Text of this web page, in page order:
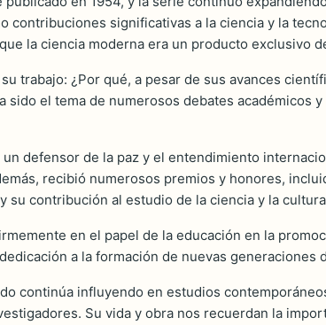
contribuciones significativas a la ciencia y la
la ciencia moderna era un producto exclusivo
trabajo: ¿Por qué, a pesar de sus avances
el tema de numerosos debates académicos
defensor de la paz y el entendimiento
recibió numerosos premios y honores,
su contribución al estudio de la ciencia y la
en el papel de la educación en la
a la formación de nuevas
continúa influyendo en estudios
Su vida y obra nos recuerdan la